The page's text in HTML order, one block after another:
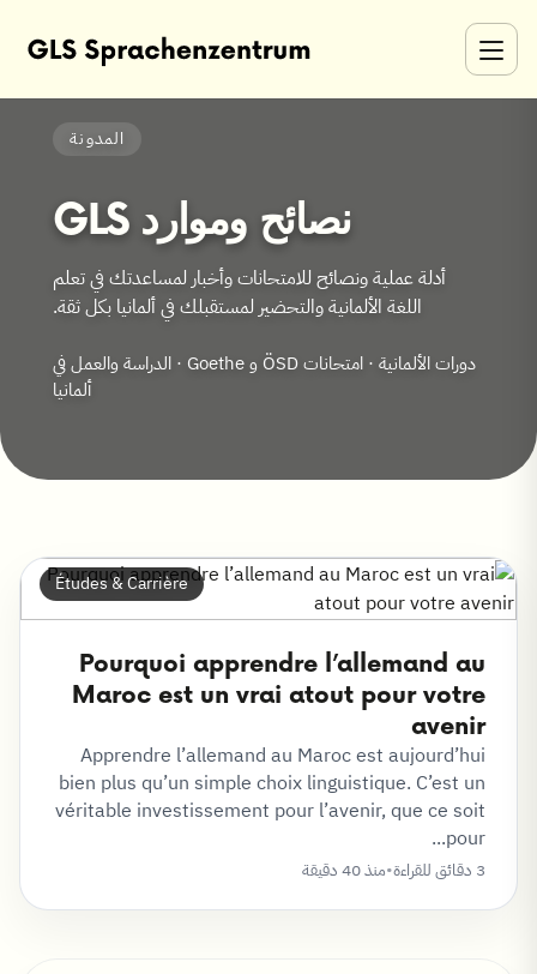
المدونة
نصائح وموارد GLS
أدلة عملية ونصائح للامتحانات وأخبار لمساعدتك في تعلم
اللغة الألمانية والتحضير لمستقبلك في ألمانيا بكل ثقة.
دورات الألمانية · امتحانات ÖSD و Goethe · الدراسة والعمل في
ألمانيا
Études & Carrière
Pourquoi apprendre l’allemand au
Maroc est un vrai atout pour votre
avenir
Apprendre l’allemand au Maroc est aujourd’hui
bien plus qu’un simple choix linguistique. C’est un
véritable investissement pour l’avenir, que ce soit
pour...
3 دقائق للقراءة •منذ 40 دقيقة